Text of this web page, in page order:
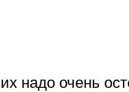
надо очень